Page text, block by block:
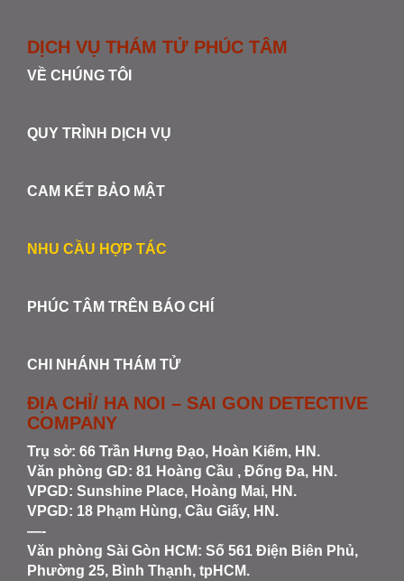
DỊCH VỤ THÁM TỬ PHÚC TÂM
VỀ CHÚNG TÔI
QUY TRÌNH DỊCH VỤ
CAM KẾT BẢO MẬT
NHU CẦU HỢP TÁC
PHÚC TÂM TRÊN BÁO CHÍ
CHI NHÁNH THÁM TỬ
ĐỊA CHỈ/ HA NOI – SAI GON DETECTIVE
COMPANY
Trụ sở: 66 Trần Hưng Đạo, Hoàn Kiếm, HN.
Văn phòng GD: 81 Hoàng Cầu , Đống Đa, HN.
VPGD: Sunshine Place, Hoàng Mai, HN.
VPGD: 18 Phạm Hùng, Cầu Giấy, HN.
—-
Văn phòng Sài Gòn HCM: Số 561 Điện Biên Phủ,
Phường 25, Bình Thạnh, tpHCM.